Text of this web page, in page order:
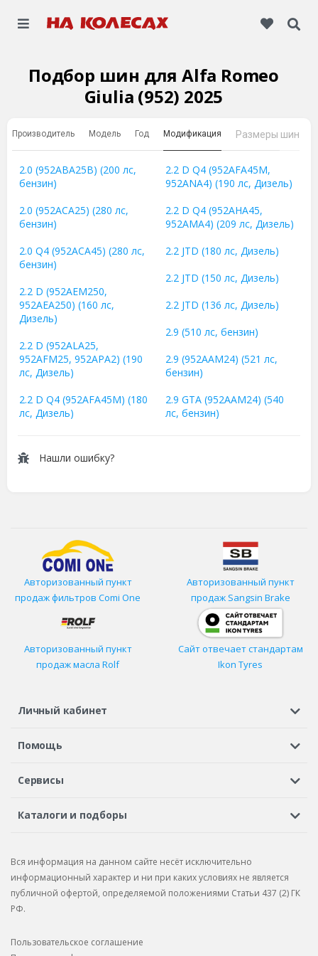
Подбор шин для Alfa Romeo
Giulia (952) 2025
Производитель Модель Год Модификация Размеры шин
2.0 (952ABA25B) (200 лс,
бензин)
2.0 (952ACA25) (280 лс,
бензин)
2.0 Q4 (952ACA45) (280 лс,
бензин)
2.2 D (952AEM250,
952AEA250) (160 лс,
Дизель)
2.2 D (952ALA25,
952AFM25, 952APA2) (190
лс, Дизель)
2.2 D Q4 (952AFA45M) (180
лс, Дизель)
2.2 D Q4 (952AFA45M,
952ANA4) (190 лс, Дизель)
2.2 D Q4 (952AHA45,
952AMA4) (209 лс, Дизель)
2.2 JTD (180 лс, Дизель)
2.2 JTD (150 лс, Дизель)
2.2 JTD (136 лс, Дизель)
2.9 (510 лс, бензин)
2.9 (952AAM24) (521 лс,
бензин)
2.9 GTA (952AAM24) (540
лс, бензин)
Нашли ошибку?
Авторизованный пункт
продаж фильтров Comi One
Авторизованный пункт
продаж Sangsin Brake
Авторизованный пункт
продаж масла Rolf
Сайт отвечает стандартам
Ikon Tyres
Личный кабинет
Регистрация или вход
Помощь
Шины в кредит
Сервисы
Автосервисы
Бонусная программа
Рекламации по услугам
Каталоги и подборы
Подбор запчастей
Каталог запчастей
Вся информация на данном сайте несёт исключительно
информационный характер и ни при каких условиях не является
публичной офертой, определяемой положениями Статьи 437 (2) ГК
РФ.
Пользовательское соглашение